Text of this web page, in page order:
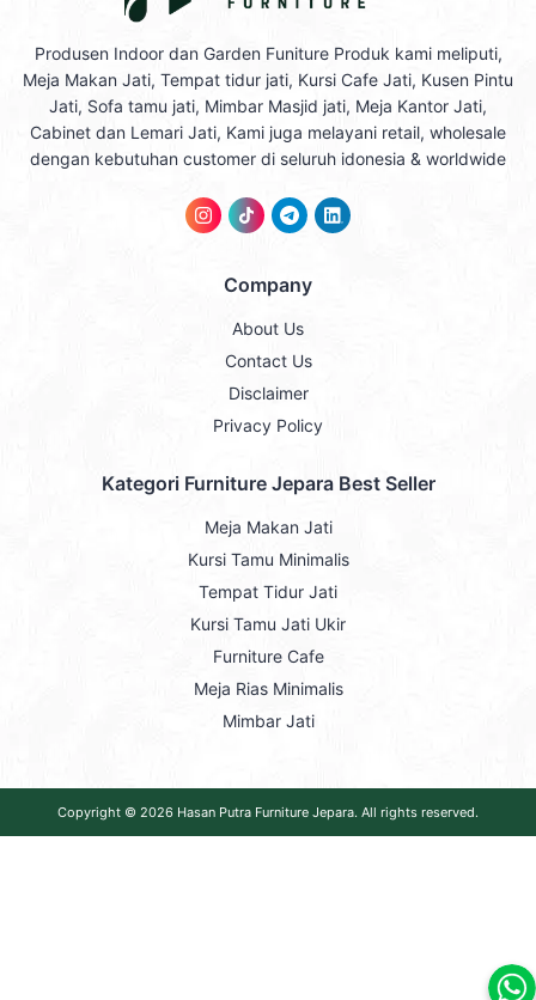
Produsen Indoor dan Garden Funiture Produk kami meliputi,
Meja Makan Jati, Tempat tidur jati, Kursi Cafe Jati, Kusen Pintu
Jati, Sofa tamu jati, Mimbar Masjid jati, Meja Kantor Jati,
Cabinet dan Lemari Jati, Kami juga melayani retail, wholesale
dengan kebutuhan customer di seluruh idonesia & worldwide
Company
About Us
Contact Us
Disclaimer
Privacy Policy
Kategori Furniture Jepara Best Seller
Meja Makan Jati
Kursi Tamu Minimalis
Tempat Tidur Jati
Kursi Tamu Jati Ukir
Furniture Cafe
Meja Rias Minimalis
Mimbar Jati
Copyright © 2026 Hasan Putra Furniture Jepara. All rights reserved.